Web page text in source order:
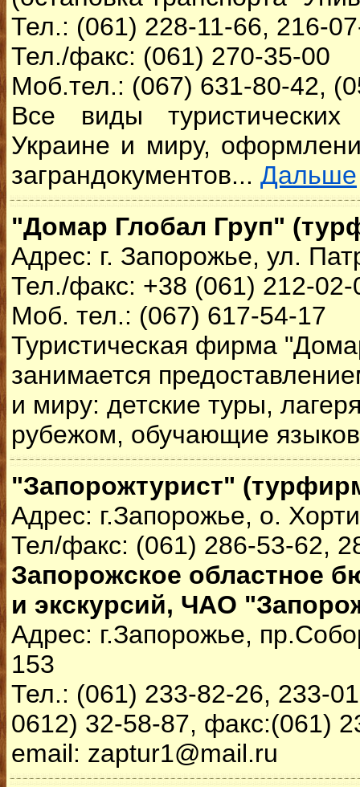
Тел.: (061) 228-11-66, 216-
Тел./факс: (061) 270-35-00
Моб.тел.: (067) 631-80-42,
Все виды
Украине и миру,
заграндокументов... Дальше
"Домар Глобал Груп"
Адрес: г. Запорожье, ул.
Тел./факс: +38 (061) 212-02-
Моб. тел.: (067) 617-54-17
Туристическая фирма
занимается
и миру: детские туры,
рубежом, обучающие
"Запорожтурист"
Адрес: г.Запорожье, о.
Тел/факс: (061) 286-53-62,
Запорожское областное
и экскурсий, ЧАО
Адрес: г.Запорожье,
153
Тел.: (061) 233-82-26, 233-
0612) 32-58-87, факс:(061)
email: zaptur1@mail.ru